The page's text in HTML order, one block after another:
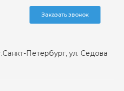
Заказать звонок
Петербург, ул. Седова